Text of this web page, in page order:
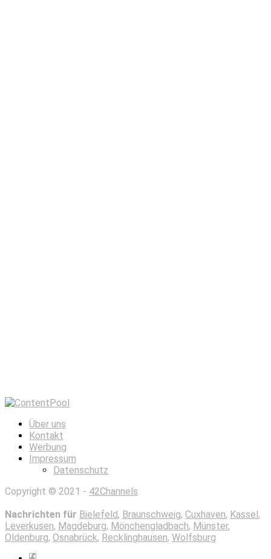
Über uns
Kontakt
Werbung
Impressum
Datenschutz
Copyright © 2021 - 42Channels
Nachrichten für Bielefeld, Braunschweig, Cuxhaven, Kassel,
Leverkusen, Magdeburg, Mönchengladbach, Münster,
Oldenburg, Osnabrück, Recklinghausen, Wolfsburg